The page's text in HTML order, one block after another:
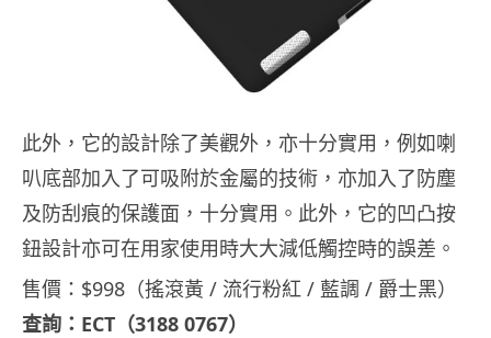
此外，它的設計除了美觀外，亦十分實用，例如喇
叭底部加入了可吸附於金屬的技術，亦加入了防塵
及防刮痕的保護面，十分實用。此外，它的凹凸按
鈕設計亦可在用家使用時大大減低觸控時的誤差。
售價：$998（搖滾黃 / 流行粉紅 / 藍調 / 爵士黑）
查詢：ECT（3188 0767）